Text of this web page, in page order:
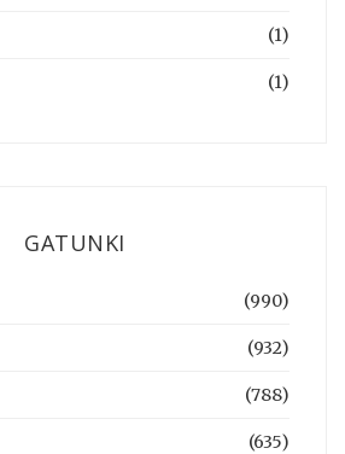
(1)
(1)
GATUNKI
(990)
(932)
(788)
(635)